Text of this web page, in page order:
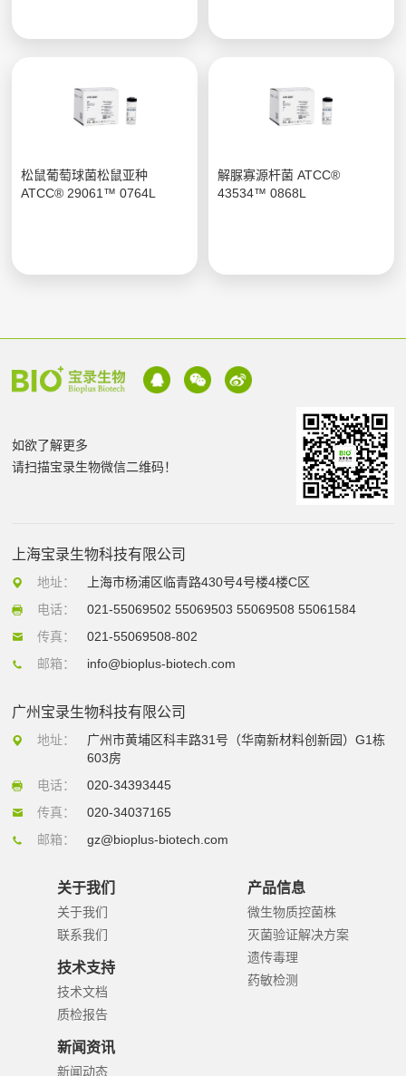
松鼠葡萄球菌松鼠亚种
ATCC® 29061™ 0764L
解脲寡源杆菌 ATCC®
43534™ 0868L
如欲了解更多
请扫描宝录生物微信二维码！
上海宝录生物科技有限公司
地址：
上海市杨浦区临青路430号4号楼4楼C区
电话：
021-55069502 55069503 55069508 55061584
传真：
021-55069508-802
邮箱：
info@bioplus-biotech.com
广州宝录生物科技有限公司
地址：
广州市黄埔区科丰路31号（华南新材料创新园）G1栋
603房
电话：
020-34393445
传真：
020-34037165
邮箱：
gz@bioplus-biotech.com
关于我们
关于我们
联系我们
技术支持
技术文档
质检报告
新闻资讯
新闻动态
产品信息
微生物质控菌株
灭菌验证解决方案
遗传毒理
药敏检测